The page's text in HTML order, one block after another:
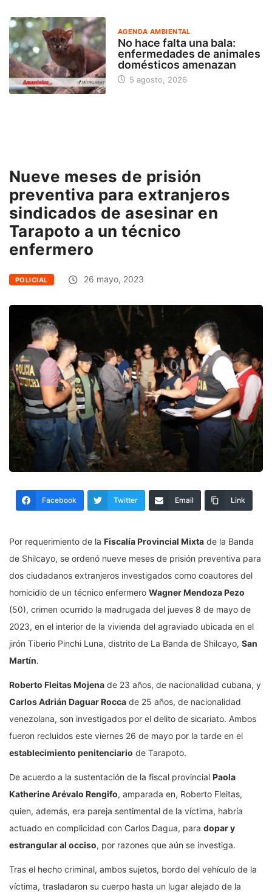
AGENDA AMBIENTAL
No hace falta una bala:
enfermedades de animales
domésticos amenazan
5 agosto, 2026
Nueve meses de prisión
preventiva para extranjeros
sindicados de asesinar en
Tarapoto a un técnico
enfermero
POLICIAL 26 mayo, 2023
Facebook Twitter Email Link
Por requerimiento de la Fiscalía Provincial Mixta de la Banda
de Shilcayo, se ordenó nueve meses de prisión preventiva para
dos ciudadanos extranjeros investigados como coautores del
homicidio de un técnico enfermero Wagner Mendoza Pezo
(50), crimen ocurrido la madrugada del jueves 8 de mayo de
2023, en el interior de la vivienda del agraviado ubicada en el
jirón Tiberio Pinchi Luna, distrito de La Banda de Shilcayo, San
Martín.
Roberto Fleitas Mojena de 23 años, de nacionalidad cubana, y
Carlos Adrián Daguar Rocca de 25 años, de nacionalidad
venezolana, son investigados por el delito de sicariato. Ambos
fueron recluidos este viernes 26 de mayo por la tarde en el
establecimiento penitenciario de Tarapoto.
De acuerdo a la sustentación de la fiscal provincial Paola
Katherine Arévalo Rengifo, amparada en, Roberto Fleitas,
quien, además, era pareja sentimental de la víctima, habría
actuado en complicidad con Carlos Dagua, para dopar y
estrangular al occiso, por razones que aún se investiga.
Tras el hecho criminal, ambos sujetos, bordo del vehículo de la
víctima, trasladaron su cuerpo hasta un lugar alejado de la